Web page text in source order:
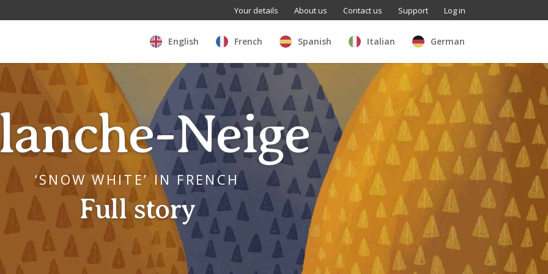
Your details About us Contact us Support Log in
English French Spanish Italian German
Neige
‘SNOW WHITE’ IN FRENCH
Full story